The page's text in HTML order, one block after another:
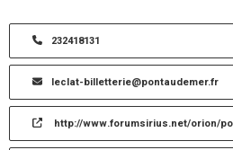
232418131
leclat-billetterie@pontaudemer.fr
http://www.forumsirius.net/orion/